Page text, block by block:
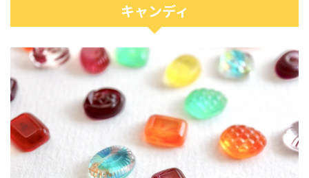
キャンディ